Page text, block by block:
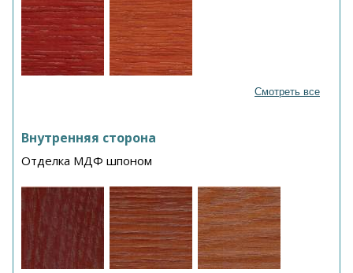
Смотреть все
Внутренняя сторона
Отделка МДФ шпоном